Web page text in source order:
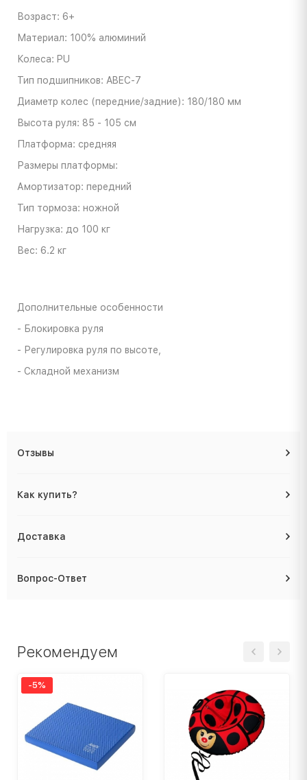
Возраст: 6+
Материал: 100% алюминий
Колеса: PU
Тип подшипников: ABEC-7
Диаметр колес (передние/задние): 180/180 мм
Высота руля: 85 - 105 см
Платформа: средняя
Размеры платформы:
Амортизатор: передний
Тип тормоза: ножной
Нагрузка: до 100 кг
Вес: 6.2 кг
Дополнительные особенности
- Блокировка руля
- Регулировка руля по высоте,
- Складной механизм
Отзывы
Как купить?
Доставка
Вопрос-Ответ
Рекомендуем
-5%